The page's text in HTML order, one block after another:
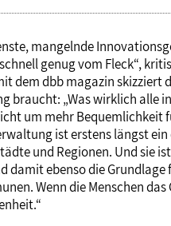
mangelnde
genug vom Fleck“,
dem dbb magazin
braucht: „Was wirklich
um mehr Bequemlichkeit
ist erstens längst
und Regionen. Und sie
damit ebenso die
Wenn die Menschen